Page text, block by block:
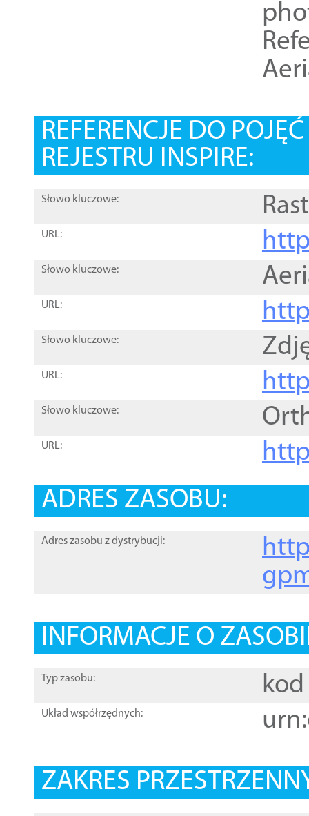
REFERENCJE DO
REJESTRU INSPIRE:
Słowo kluczowe:
URL:
Słowo kluczowe:
URL:
Słowo kluczowe:
URL:
Słowo kluczowe:
URL:
ADRES ZASOBU:
Adres zasobu z dystrybucji:
INFORMACJE O
Typ zasobu: kod
Układ współrzędnych:
ZAKRES